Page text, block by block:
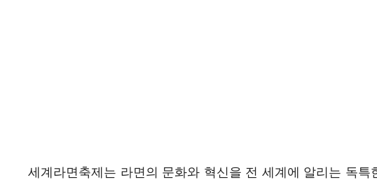
세계라면축제는 라면의 문화와 혁신을 전 세계에 알리는 독특